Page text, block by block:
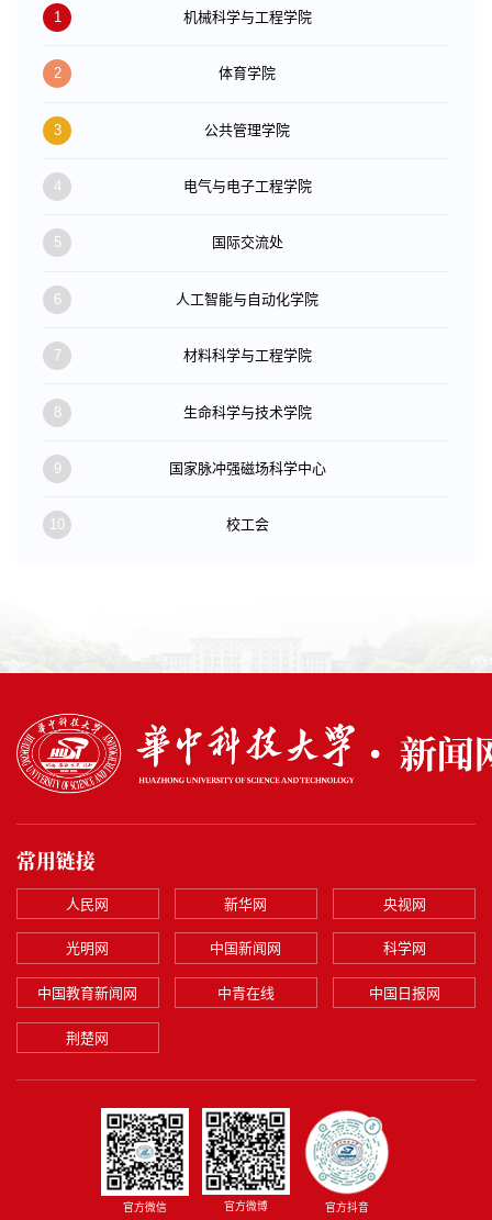
1 机械科学与工程学院
2 体育学院
3 公共管理学院
4 电气与电子工程学院
5 国际交流处
6 人工智能与自动化学院
7 材料科学与工程学院
8 生命科学与技术学院
9 国家脉冲强磁场科学中心
10 校工会
常用链接
人民网 新华网 央视网
光明网 中国新闻网 科学网
中国教育新闻网 中青在线 中国日报网
荆楚网
官方微信 官方微博 官方抖音